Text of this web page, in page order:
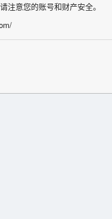
注意您的账号和财产安全。